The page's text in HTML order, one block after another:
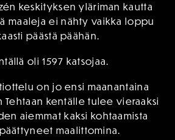
keskityksen yläriman kautta
maaleja ei nähty vaikka loppu
päästä päähän.
oli 1597 katsojaa.
on jo ensi maanantaina
Tehtaan kentälle tulee vieraaksi
aiemmat kaksi kohtaamista
maalittomina.